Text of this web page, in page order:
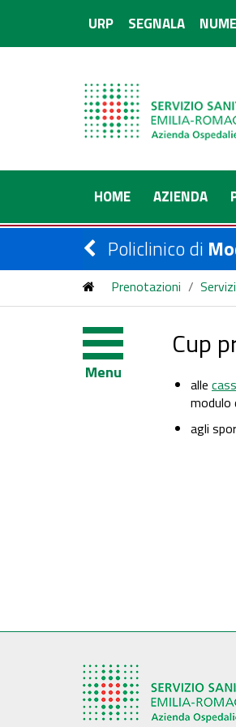
URP SEGNALA
HOME AZIENDA
Policlinico di
Prenotazioni /
Menu
Cup
alle
modulo
agli